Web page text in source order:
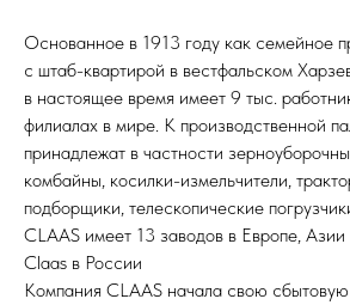
Основанное в 1913 году как семейное
с штаб-квартирой в вестфальском
в настоящее время имеет 9 тыс.
филиалах в мире. К производственной
принадлежат в частности
комбайны, косилки-измельчители,
подборщики, телескопические
CLAAS имеет 13 заводов в Европе,
Claas в России
Компания CLAAS начала свою сбытовую